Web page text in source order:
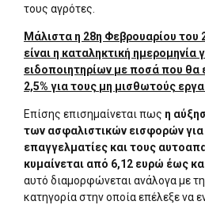
τους αγρότες.
Μάλιστα η 28η Φεβρουαρίου του
είναι η καταληκτική
ειδοποιητηρίων με ποσά που θα
2,5% για τους μη μισθωτούς
Επίσης επισημαίνεται πως η
των ασφαλιστικών εισφορών
επαγγελματίες και τους
κυμαίνεται από 6,12 ευρώ έως
αυτό διαμορφώνεται ανάλογα με
κατηγορία στην οποία επέλεξε να